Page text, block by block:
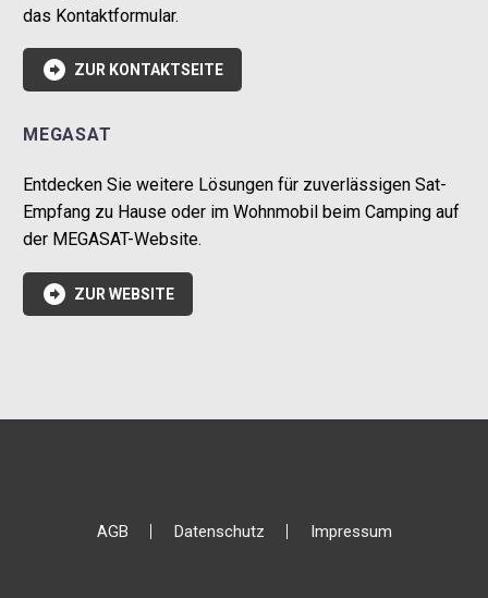
das Kontaktformular.
 ZUR KONTAKTSEITE
MEGASAT
Entdecken Sie weitere Lösungen für zuverlässigen Sat-
Empfang zu Hause oder im Wohnmobil beim Camping auf
der MEGASAT-Website.
 ZUR WEBSITE
AGB Datenschutz Impressum